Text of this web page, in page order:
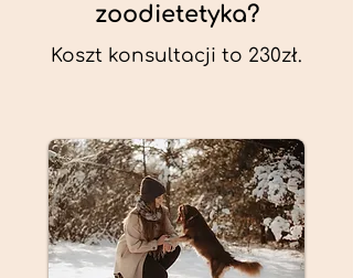
zoodietetyka?
Koszt konsultacji to 230zł.